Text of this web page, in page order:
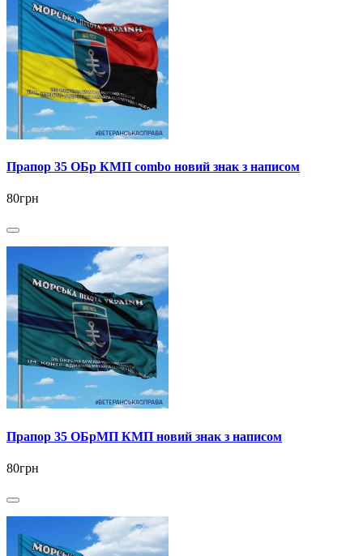
Прапор 35 ОБр КМП combo новий знак з написом
80грн
Прапор 35 ОБрМП КМП новий знак з написом
80грн